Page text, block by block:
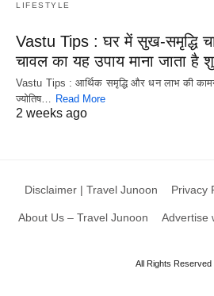
LIFESTYLE
Vastu Tips : घर में सुख-समृद्धि
चावल का यह उपाय माना जाता है
Vastu Tips : आर्थिक समृद्धि और धन लाभ की
ज्योतिष… Read More
2 weeks ago
Disclaimer | Travel Junoon Privacy
About Us – Travel Junoon Advertise
All Rights Reserved